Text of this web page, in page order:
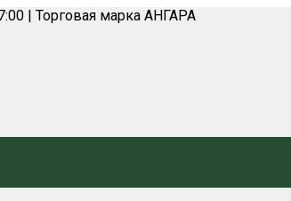
| Торговая марка АНГАРА